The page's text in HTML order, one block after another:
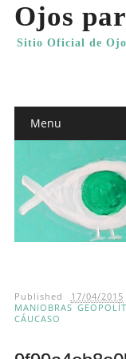
Ojos
Sitio Oficial de
Main
Menu
Published 17/04/2015
MANIOBRAS
CÁUCASO